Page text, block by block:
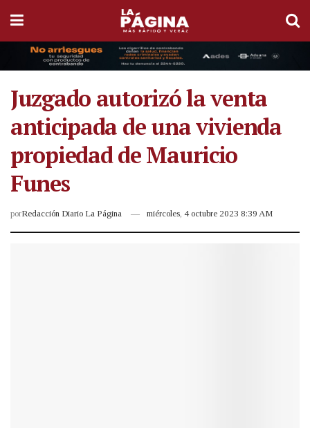
Juzgado autorizó la venta
anticipada de una vivienda
propiedad de Mauricio
Funes
porRedacción Diario La Página miércoles, 4 octubre 2023 8:39 AM